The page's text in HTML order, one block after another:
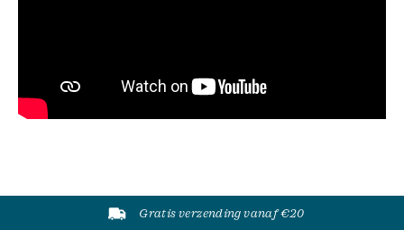
Gratis verzending vanaf €20